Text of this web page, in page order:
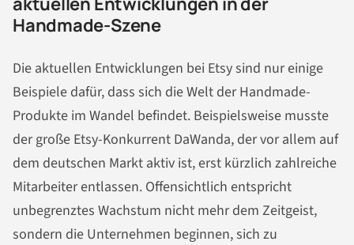
Handmade-Szene
Die aktuellen Entwicklungen bei Etsy sind nur einige
Beispiele dafür, dass sich die Welt der Handmade-
Produkte im Wandel befindet. Beispielsweise musste
der große Etsy-Konkurrent DaWanda, der vor allem auf
dem deutschen Markt aktiv ist, erst kürzlich zahlreiche
Mitarbeiter entlassen. Offensichtlich entspricht
unbegrenztes Wachstum nicht mehr dem Zeitgeist,
sondern die Unternehmen beginnen, sich zu